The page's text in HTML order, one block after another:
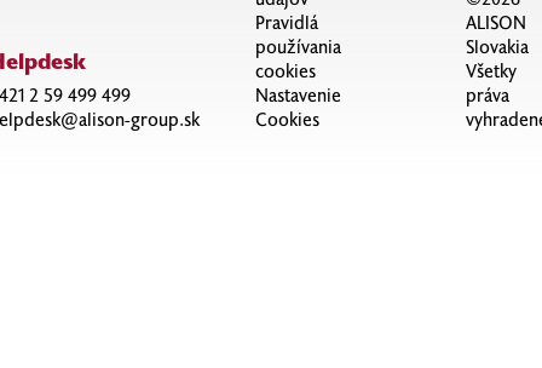
2 59 499 499
group.sk
Pravidlá
používania
cookies
Nastavenie
Cookies
ALISON
Slovakia
Všetky
práva